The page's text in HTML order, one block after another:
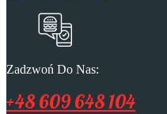
Zadzwoń Do Nas:
+48 609 648 104